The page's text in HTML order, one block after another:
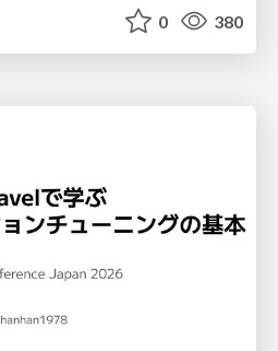
0 380